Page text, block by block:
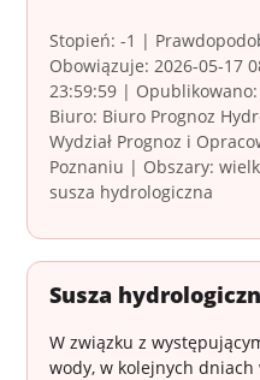
Stopień: -1 |
Obowiązuje: 2026-05-17
23:59:59 |
Biuro: Biuro Prognoz
Wydział Prognoz i
Poznaniu | Obszary:
susza hydrologiczna
Susza
W związku z
wody, w kolejnych